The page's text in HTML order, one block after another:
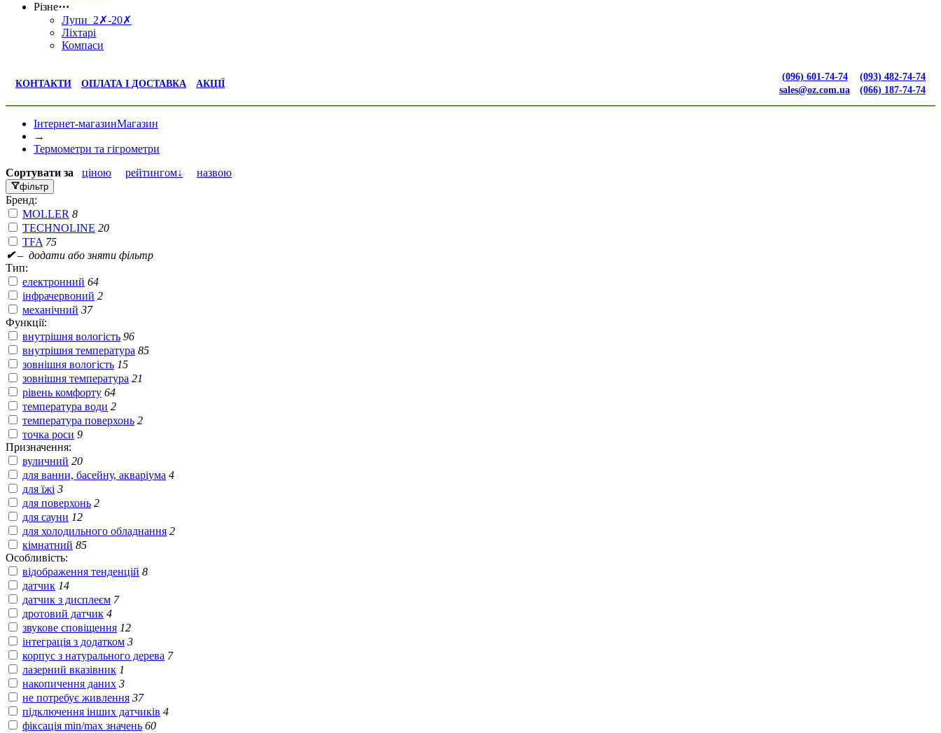
Різне⋯
Лупи 2✗-20✗
Ліхтарі
Компаси
КОНТАКТИ ОПЛАТА І ДОСТАВКА АКЦІЇ
(096) 601-74-74
sales@oz.com.ua
(093) 482-74-74
(066) 187-74-74
Інтернет-магазинМагазин
→
Термометри та гігрометри
Сортувати за ціною рейтингом↓ назвою
фільтр
Бренд:
MOLLER 8
TECHNOLINE 20
TFA 75
✔– додати або зняти фільтр
Тип:
електронний 64
інфрачервоний 2
механічний 37
Функції:
внутрішня вологість 96
внутрішня температура 85
зовнішня вологість 15
зовнішня температура 21
рівень комфорту 64
температура води 2
температура поверхонь 2
точка роси 9
Призначення:
вуличний 20
для ванни, басейну, акваріума 4
для їжі 3
для поверхонь 2
для сауни 12
для холодильного обладнання 2
кімнатний 85
Особливість:
відображення тенденцій 8
датчик 14
датчик з дисплеєм 7
дротовий датчик 4
звукове сповіщення 12
інтеграція з додатком 3
корпус з натурального дерева 7
лазерний вказівник 1
накопичення даних 3
не потребує живлення 37
підключення інших датчиків 4
фіксація min/max значень 60